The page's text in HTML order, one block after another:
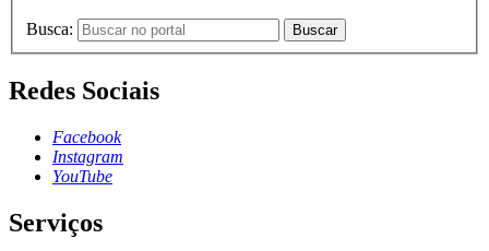
Busca: Buscar
Redes Sociais
Facebook
Instagram
YouTube
Serviços